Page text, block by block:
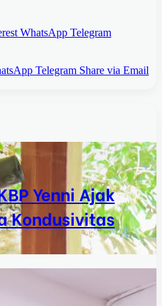
WhatsApp Telegram
Telegram Share via Email
Yenni Ajak
Kondusivitas